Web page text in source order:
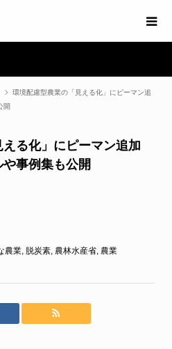
環境配慮型農業の「見える化」にピーマン追
開
える化」にピーマン追加
事例集も公開
農業, 脱炭素, 農林水産省, 農業